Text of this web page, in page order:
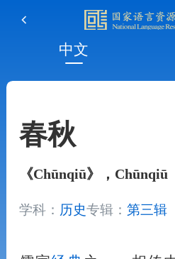
中文
春秋
《Chūnqiū》，Chūnqiū
学科： 历史专辑： 第三辑